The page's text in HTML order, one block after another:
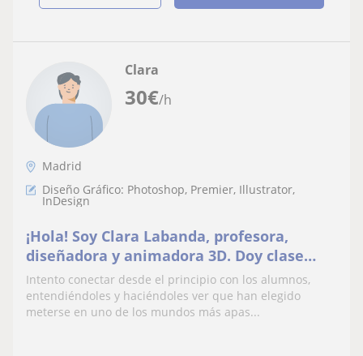
30€/h
Clara
Madrid
Diseño Gráfico: Photoshop, Premier, Illustrator,
InDesign
¡Hola! Soy Clara Labanda, profesora,
diseñadora y animadora 3D. Doy clase
online y presencial de diseño y animación
3D tanto en grado como en máster,
además de trabajar en una escuela de
Intento conectar desde el principio con los alumnos,
entendiéndoles y haciéndoles ver que han elegido
meterse en uno de los mundos más apas...